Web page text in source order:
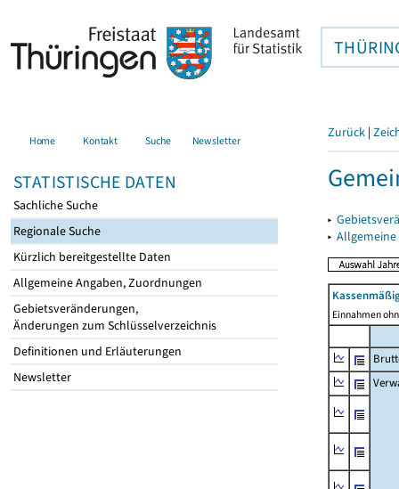
Home Kontakt Suche Newsletter
STATISTISCHE DATEN
Sachliche Suche
Regionale Suche
Kürzlich bereitgestellte Daten
Allgemeine Angaben, Zuordnungen
Gebietsveränderungen,
Änderungen zum Schlüsselverzeichnis
Definitionen und Erläuterungen
Newsletter
Zurück |
▸
▸
Einnahmen